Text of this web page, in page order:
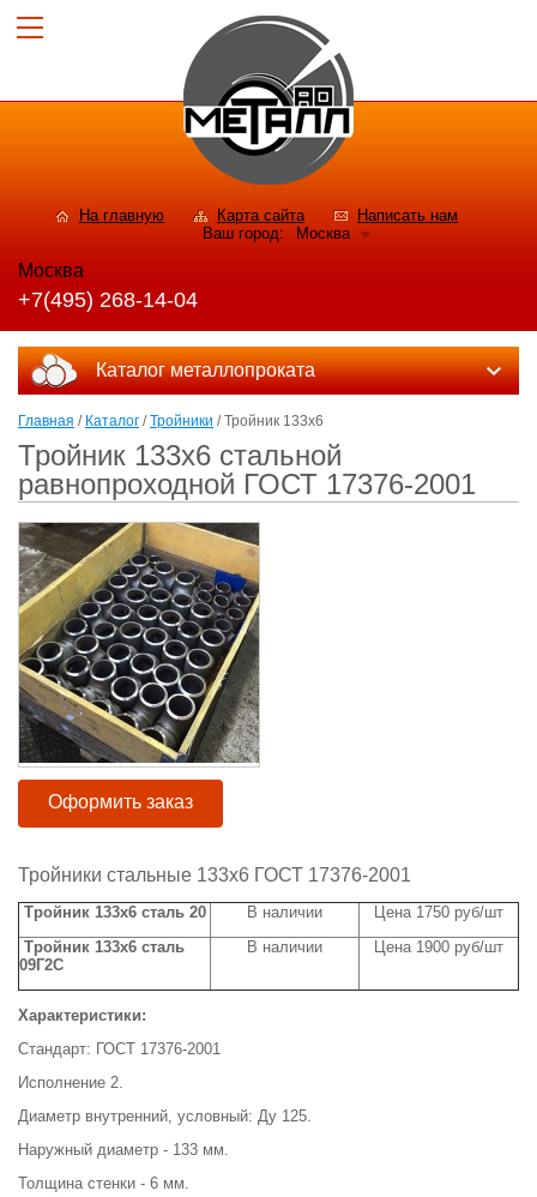
На главную Карта сайта
Написать нам
Ваш город:
Москва
Москва
+7(495) 268-14-04
Каталог металлопроката
Главная / Каталог /Тройники / Тройник 133х6
Тройник 133х6 стальной
равнопроходной ГОСТ 17376-2001
Оформить заказ
Тройники стальные 133х6 ГОСТ 17376-2001
Тройник 133х6 сталь 20 В наличии
Цена 1750 руб/шт
Тройник 133х6 сталь
09Г2С
В наличии Цена 1900 руб/шт
Характеристики:
Стандарт: ГОСТ 17376-2001
Исполнение 2.
Диаметр внутренний, условный: Ду 125.
Наружный диаметр - 133 мм.
Толщина стенки - 6 мм.